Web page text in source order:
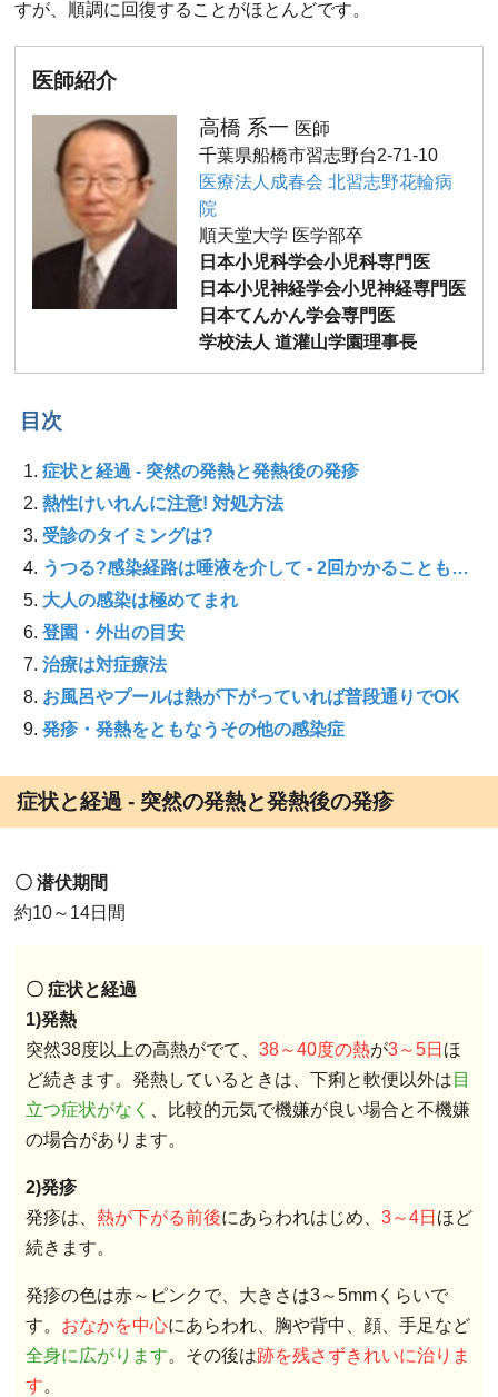
すが、順調に回復することがほとんどです。
医師紹介
高橋 系一 医師
千葉県船橋市習志野台2-71-10
医療法人成春会 北習志野花輪病
院
順天堂大学 医学部卒
日本小児科学会小児科専門医
日本小児神経学会小児神経専門医
日本てんかん学会専門医
学校法人 道灌山学園理事長
目次
症状と経過 - 突然の発熱と発熱後の発疹
熱性けいれんに注意! 対処方法
受診のタイミングは?
うつる?感染経路は唾液を介して - 2回かかることも…
大人の感染は極めてまれ
登園・外出の目安
治療は対症療法
お風呂やプールは熱が下がっていれば普段通りでOK
発疹・発熱をともなうその他の感染症
症状と経過 - 突然の発熱と発熱後の発疹
〇 潜伏期間
約10～14日間
〇 症状と経過
1)発熱
突然38度以上の高熱がでて、 38～40度の熱が3～5日 ほ
ど続きます。発熱しているときは、下痢と軟便以外は 目
立つ症状がなく
、比較的元気で機嫌が良い場合と不機嫌
の場合があります。
2)発疹
発疹は、 熱が下がる前後にあらわれはじめ、 3～4日 ほど
続きます。
発疹の色は赤～ピンクで、大きさは3～5mmくらいで
す。 おなかを中心にあらわれ、胸や背中、顔、手足など
全身に広がります。その後は跡を残さずきれいに治りま
す。